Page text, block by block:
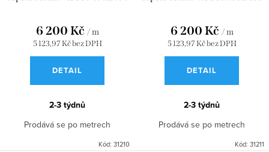
5 123,97 Kč bez DPH
6 200 Kč / m
DETAIL
2-3 týdnů
Prodává se po metrech
Kód: 31210
5 123,97 Kč bez DPH
6 200 Kč / m
DETAIL
2-3 týdnů
Prodává se po metrech
Kód: 31211